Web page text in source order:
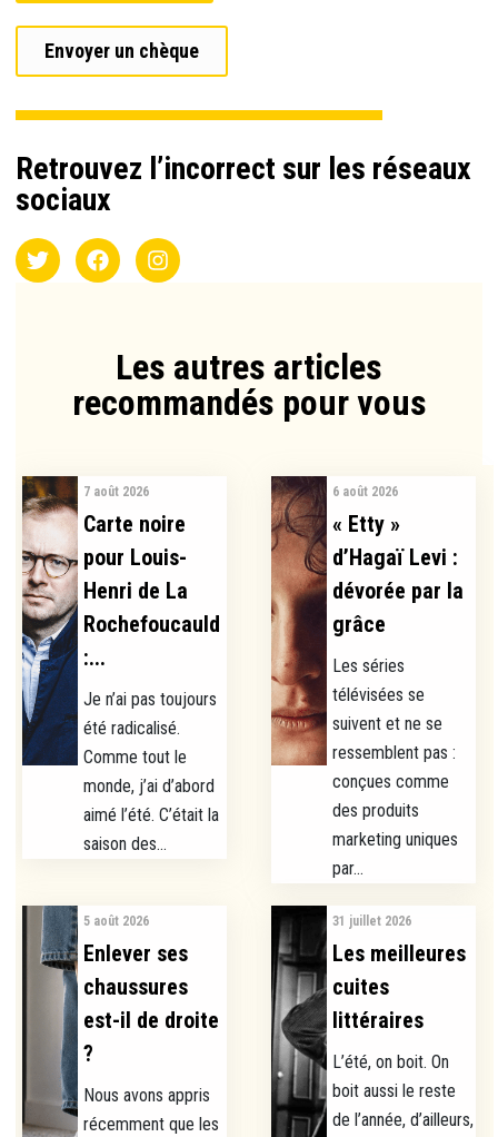
Envoyer un chèque
Retrouvez l’incorrect sur les réseaux
sociaux
Les autres articles
recommandés pour vous​
7 août 2026
Carte noire
pour Louis-
Henri de La
Rochefoucauld
:...
Je n’ai pas toujours
été radicalisé.
Comme tout le
monde, j’ai d’abord
aimé l’été. C’était la
saison des...
6 août 2026
« Etty »
d’Hagaï Levi :
dévorée par la
grâce
Les séries
télévisées se
suivent et ne se
ressemblent pas :
conçues comme
des produits
marketing uniques
par...
5 août 2026
Enlever ses
chaussures
est-il de droite
?
Nous avons appris
récemment que les
31 juillet 2026
Les meilleures
cuites
littéraires
L’été, on boit. On
boit aussi le reste
de l’année, d’ailleurs,